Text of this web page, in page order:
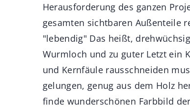
Herausforderung des ganzen
gesamten sichtbaren Außenteile
"lebendig" Das heißt,
Wurmloch und zu guter Letzt ein
und Kernfäule rausschneiden
gelungen, genug aus dem Holz
finde wunderschönen Farbbild